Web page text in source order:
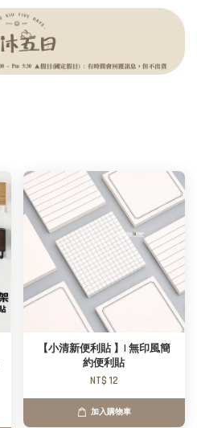
【小清新便利貼 】| 無印風簡
約便利貼
NT$ 12
加入購物車